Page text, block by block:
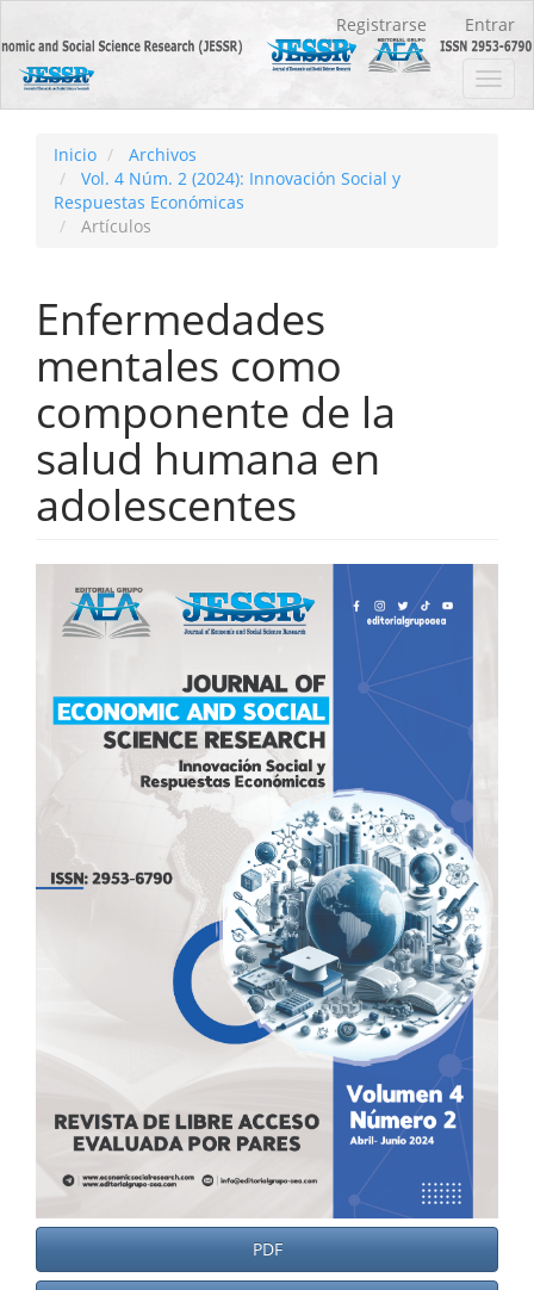
principal
Contenido
principal
Barra
Registrarse Entrar
Inicio
Archivos
Vol. 4 Núm. 2 (2024): Innovación Social y
Respuestas Económicas
Artículos
Enfermedades
mentales como
componente de la
salud humana en
adolescentes
PDF